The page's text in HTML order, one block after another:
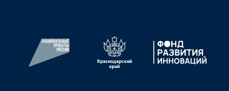
ПОТРЕБНОСТИ:
ИНВЕСТИЦИИ